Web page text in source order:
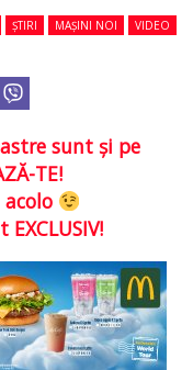
ȘTIRI MAȘINI NOI VIDEO
sunt şi pe
TE!